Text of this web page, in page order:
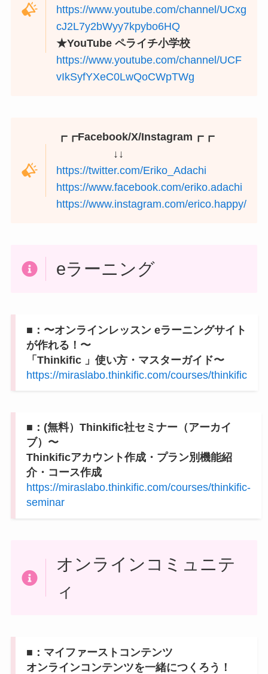
https://www.youtube.com/channel/UCxg
cJ2L7y2bWyy7kpybo6HQ
★YouTube ペライチ小学校
https://www.youtube.com/channel/UCF
vIkSyfYXeC0LwQoCWpTWg
┏┏Facebook/X/Instagram┏┏
↓↓
https://twitter.com/Eriko_Adachi
https://www.facebook.com/eriko.adachi
https://www.instagram.com/erico.happy/
eラーニング
■：〜オンラインレッスン eラーニングサイト
が作れる！〜
「Thinkific 」使い方・マスターガイド〜
https://miraslabo.thinkific.com/courses/thinkific
■：(無料）Thinkific社セミナー（アーカイ
ブ）〜
Thinkificアカウント作成・プラン別機能紹
介・コース作成
https://miraslabo.thinkific.com/courses/thinkific-
seminar
オンラインコミュニテ
ィ
■：マイファーストコンテンツ
オンラインコンテンツを一緒につくろう！